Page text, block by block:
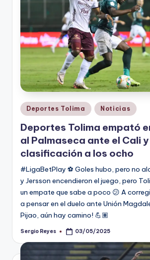
Publicado
en
Deportes Tolima Noticias
Deportes Tolima empató
al Palmaseca ante el Cali
clasificación a los ocho
#LigaBetPlay ⚽️ Goles hubo, pero no
y Jersson encendieron el juego, pero
un empate que sabe a poco 😕 A
a pensar en el duelo ante Unión
Pijao, aún hay camino! 💪🏽
Publicado
Sergio Reyes 03/05/2025